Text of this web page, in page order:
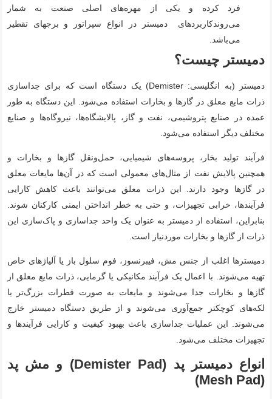
فرد کرده و یکی از مهره‌های اصلی صنعت به شمار
می‌روندکاربردهای دمیستر در انواع سپراتور و برجهای تقطیر
می‌باشد.
دمیستر چیست؟
دمیستر (به انگلیسی: Demister) یک دستگاه است که برای جداسازی
ذرات مایع معلق در گازها و بخارات استفاده می‌شود. این دستگاه به طور
عمده در صنایع پتروشیمی، نفت و گاز، پالایشگاه‌ها، نیروگاه‌ها و صنایع
مختلف دیگر استفاده می‌شود.
فرآیند تولید بخار، پروسه‌های شیمیایی، حمل‌ونقل گازها و بخارات و
همچنین پالایش نفت از مثال‌های معمولی است که در آن‌ها مایعات معلق
در گازها وجود دارند. این ذرات معلق می‌توانند باعث کاهش کارایی
فرآیندها، خرابی تجهیزات، و حتی به خطر انداختن ایمنی کارکنان شوند.
بنابراین، استفاده از دمیستر به عنوان یک واحد جداسازی و پاک‌سازی این
ذرات از گازها و بخارات موردنیاز است.
دمیسترها اغلب از جنس مش، فیبر‌نسوز، فوم سلول باز یا آلیاژهای خاص
تهیه می‌شوند. با اعمال یک فرآیند مکانیکی یا گرمایی، ذرات مایع معلق از
گازها و بخارات جدا می‌شوند و مایعات به صورت قطرات بزرگ‌تر یا
لکه‌های کوچکتر جمع‌آوری می‌شوند و از طریق دستگاه دمیستر خارج
می‌شوند. این عملیات جداسازی باعث بهبود کیفیت و کارایی فرآیندها و
تجهیزات مختلف می‌شود.
انواع دمیستر پد (Demister Pad) و مش پد
(Mesh Pad)